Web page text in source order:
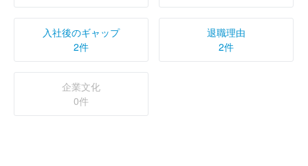
入社後のギャップ
2件
退職理由
2件
企業文化
0件